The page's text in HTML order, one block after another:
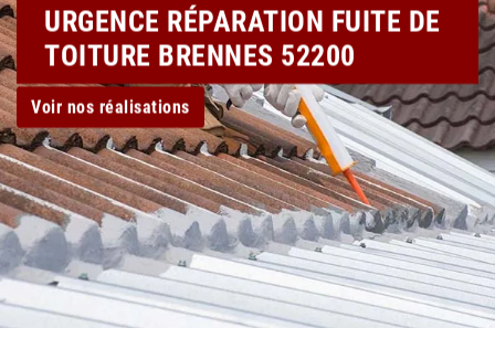
URGENCE RÉPARATION FUITE DE
TOITURE BRENNES 52200
Voir nos réalisations